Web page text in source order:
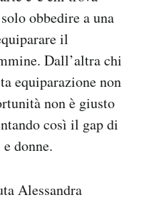
obbedire a una
il
Dall’altra chi
equiparazione non
non è giusto
così il gap di
donne.
Alessandra